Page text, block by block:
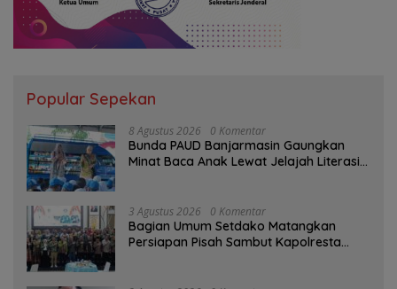
Popular Sepekan
8 Agustus 2026 0 Komentar
Bunda PAUD Banjarmasin Gaungkan
Minat Baca Anak Lewat Jelajah Literasi
3 Agustus 2026 0 Komentar
Bagian Umum Setdako Matangkan
Persiapan Pisah Sambut Kapolresta